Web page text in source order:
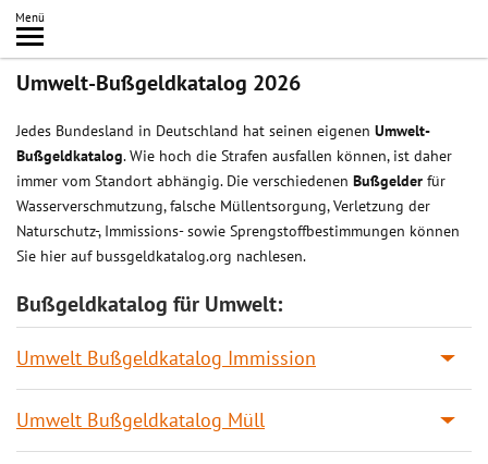
Inhalt
springen
Menü
Search
Umwelt-Bußgeldkatalog 2026
Jedes Bundesland in Deutschland hat seinen eigenen Umwelt-
Bußgeldkatalog. Wie hoch die Strafen ausfallen können, ist daher
immer vom Standort abhängig. Die verschiedenen Bußgelder für
Wasserverschmutzung, falsche Müllentsorgung, Verletzung der
Naturschutz-, Immissions- sowie Sprengstoffbestimmungen können
Sie hier auf bussgeldkatalog.org nachlesen.
Bußgeldkatalog für Umwelt:
Umwelt Bußgeldkatalog Immission
Umwelt Bußgeldkatalog Müll